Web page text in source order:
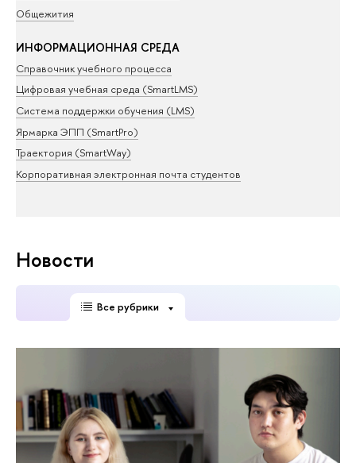
Общежития
ИНФОРМАЦИОННАЯ СРЕДА
Справочник учебного процесса
Цифровая учебная среда (SmartLMS)
Система поддержки обучения (LMS)
Ярмарка ЭПП (SmartPro)
Траектория (SmartWay)
Корпоративная электронная почта студентов
Новости
Все рубрики